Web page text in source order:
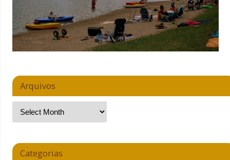
Arquivos
Categorias